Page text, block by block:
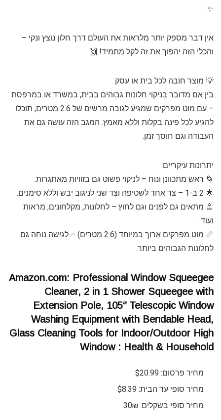
✨
אין דבר מספק יותר מלראות את העולם דרך חלון נוצץ ונקי –
והכלי הזה יהפוך את זה לקל מתמיד! 🙌
💡 מוצר חובה לכל בית או עסק
בין אם מדובר בניקוי חלונות גבוהים בבית, במשרד או במרפסת
– עם מוט מפרקים שמגיע לגובה מרשים של 2.6 מטרים, תוכלו
להגיע לכל פינה בקלות וללא מאמץ. המגב הזה עושה גם את
העבודה וגם חוסך זמן.
יתרונות עיקריים:
🌀 ראש מתכוונן ונוח – לניקוי פשוט גם בזוויות מאתגרות.
🌟 2 ב-1 – צד אחד לשטיפה וצד שני לניגוב יבש וללא סימנים.
🚿 מתאים גם לפנים וגם לחוץ – לחלונות, מקלחונים, מראות
ועוד.
📏 מוט מפרקים ארוך במיוחד (2.6 מטרים) – לגישה נוחה גם
לחלונות הגבוהים ביותר.
Amazon.com: Professional Window Squeegee
Cleaner, 2 in 1 Shower Squeegee with
Extension Pole, 105‘’ Telescopic Window
Washing Equipment with Bendable Head,
Glass Cleaning Tools for Indoor/Outdoor High
Window : Health & Household
מחיר פרסום: $20.99
מחיר סופי עד הבית: $8.39
מחיר סופי בשקלים: 30₪